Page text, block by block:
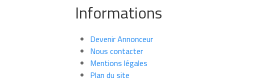
Informations
Devenir Annonceur
Nous contacter
Mentions légales
Plan du site